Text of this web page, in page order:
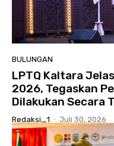
BULUNGAN
LPTQ Kaltara
2026, Tegaskan
Dilakukan Secara
Redaksi_1 - Juli 30, 2026